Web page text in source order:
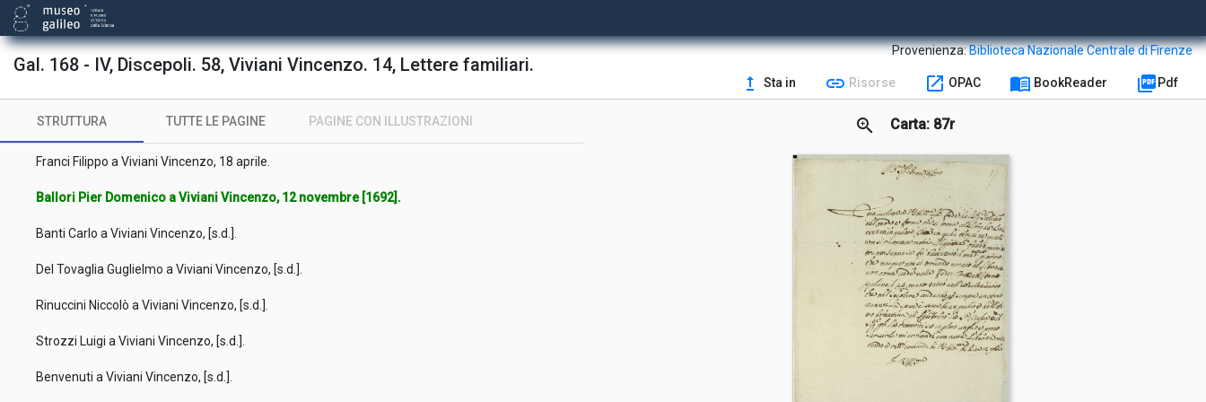
Gal. 168 - IV, Discepoli. 58, Viviani Vincenzo. 14, Lettere familiari.
Provenienza:Biblioteca Nazionale Centrale di Firenze
upgrade Sta in link Risorse open_in_new OPAC menu_book BookReader picture_as_pdf Pdf
STRUTTURA TUTTE LE PAGINE PAGINE CON ILLUSTRAZIONI
La Rochefoucauld François (de) a Viviani Vincenzo, [s.d.].
[Non identificato] a Viviani Vincenzo, [s.d.].
Monconys Balthasar (de) a Viviani Vincenzo, [s.d.].
Franci Filippo a Viviani Vincenzo, 18 aprile.
Ballori Pier Domenico a Viviani Vincenzo, 12 novembre [1692].
Banti Carlo a Viviani Vincenzo, [s.d.].
Del Tovaglia Guglielmo a Viviani Vincenzo, [s.d.].
Rinuccini Niccolò a Viviani Vincenzo, [s.d.].
Strozzi Luigi a Viviani Vincenzo, [s.d.].
Benvenuti a Viviani Vincenzo, [s.d.].
zoom_in Carta: 87r